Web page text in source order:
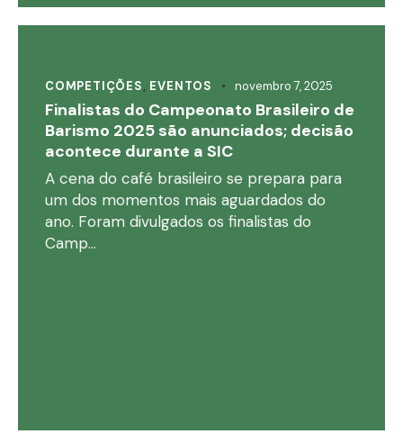
COMPETIÇÕES, EVENTOS novembro 7, 2025
Finalistas do Campeonato Brasileiro de
Barismo 2025 são anunciados; decisão
acontece durante a SIC
A cena do café brasileiro se prepara para
um dos momentos mais aguardados do
ano. Foram divulgados os finalistas do
Camp…